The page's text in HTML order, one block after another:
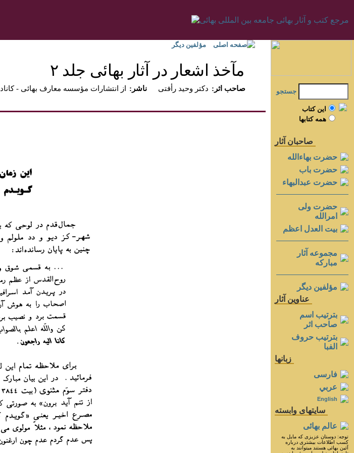
صفحه اصلی مؤلفين ديگر
مآخذ اشعار در آثار بهائى جلد ٢‏
از انتشارات مؤسسه معارف بهائى - كانادا :ناشر دكتر وحيد رأفتى
:صاحب اثر
جستجو
اين کتاب
همه کتابها
صاحبان آثار
حضرت بهاءالله
حضرت باب
حضرت عبدالبهاء
حضرت ولی
امرالله
بيت العدل اعظم
مجموعه آثار
مباركه
مؤلفين ديگر
عناوين آثار
بترتيب اسم
صاحب اثر
بترتيب حروف
الفبا
زبانها
فارسی
عربي
English
سايتهای وابسته
عالم بهائی
توجه: دوستان عزيزى كه مايل به
كسب اطلاعات بيشترى درباره
آئين بهائى هستند ميتوانند به